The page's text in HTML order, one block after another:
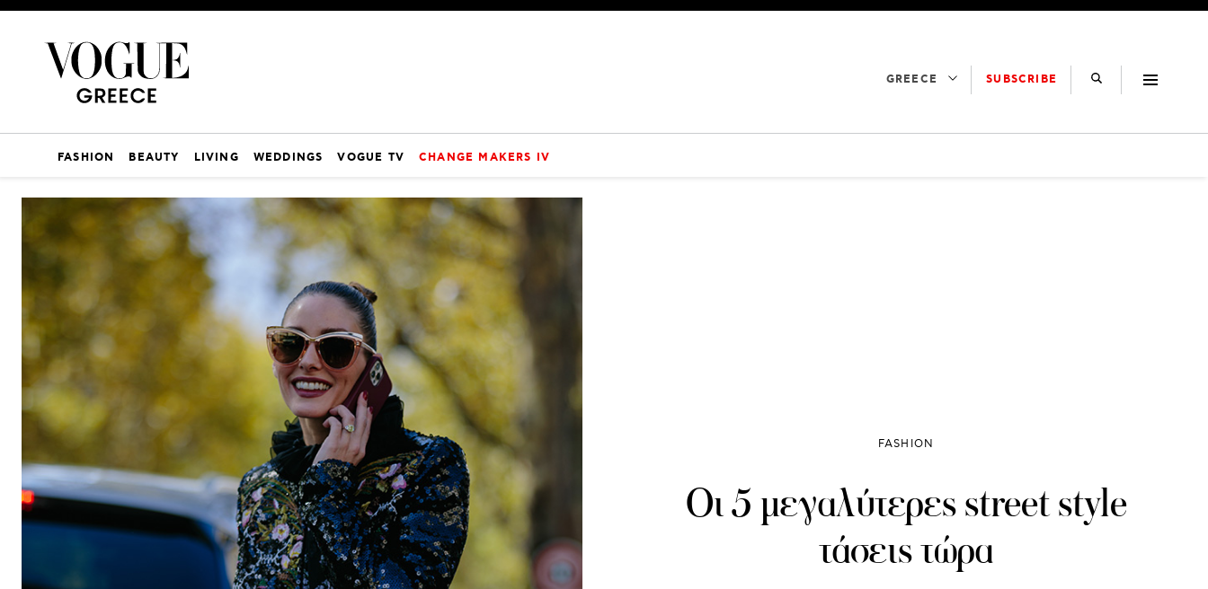
GREECE SUBSCRIBE
FASHION BEAUTY LIVING WEDDINGS VOGUE TV CHANGE MAKERS IV
FASHION
Οι 5 μεγαλύτερες street style
τάσεις τώρα